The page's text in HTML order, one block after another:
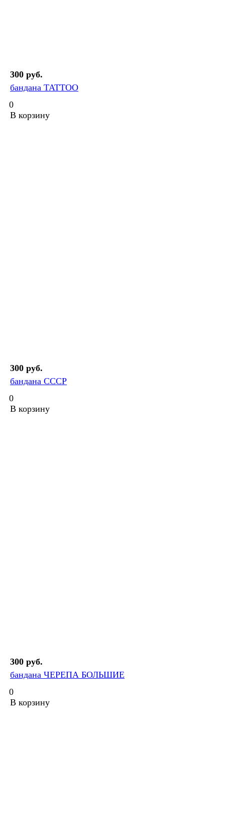
300 руб.
бандана TATTOO
0
В корзину
300 руб.
бандана СССР
0
В корзину
300 руб.
бандана ЧЕРЕПА БОЛЬШИЕ
0
В корзину